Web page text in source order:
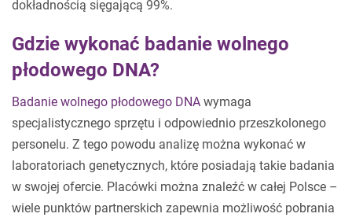
dokładnością sięgającą 99%.
Gdzie wykonać badanie wolnego
płodowego DNA?
Badanie wolnego płodowego DNA wymaga
specjalistycznego sprzętu i odpowiednio przeszkolonego
personelu. Z tego powodu analizę można wykonać w
laboratoriach genetycznych, które posiadają takie badania
w swojej ofercie. Placówki można znaleźć w całej Polsce –
wiele punktów partnerskich zapewnia możliwość pobrania